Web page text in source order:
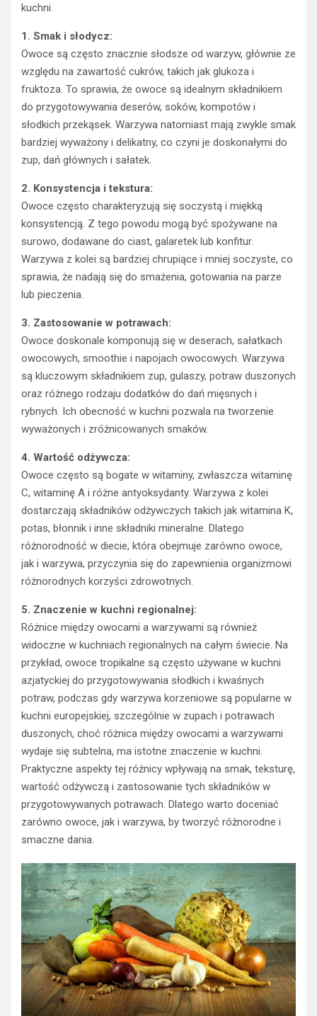
kuchni.
1. Smak i słodycz:
Owoce są często znacznie słodsze od warzyw, głównie ze
względu na zawartość cukrów, takich jak glukoza i
fruktoza. To sprawia, że owoce są idealnym składnikiem
do przygotowywania deserów, soków, kompotów i
słodkich przekąsek. Warzywa natomiast mają zwykle smak
bardziej wyważony i delikatny, co czyni je doskonałymi do
zup, dań głównych i sałatek.
2. Konsystencja i tekstura:
Owoce często charakteryzują się soczystą i miękką
konsystencją. Z tego powodu mogą być spożywane na
surowo, dodawane do ciast, galaretek lub konfitur.
Warzywa z kolei są bardziej chrupiące i mniej soczyste, co
sprawia, że nadają się do smażenia, gotowania na parze
lub pieczenia.
3. Zastosowanie w potrawach:
Owoce doskonale komponują się w deserach, sałatkach
owocowych, smoothie i napojach owocowych. Warzywa
są kluczowym składnikiem zup, gulaszy, potraw duszonych
oraz różnego rodzaju dodatków do dań mięsnych i
rybnych. Ich obecność w kuchni pozwala na tworzenie
wyważonych i zróżnicowanych smaków.
4. Wartość odżywcza:
Owoce często są bogate w witaminy, zwłaszcza witaminę
C, witaminę A i różne antyoksydanty. Warzywa z kolei
dostarczają składników odżywczych takich jak witamina K,
potas, błonnik i inne składniki mineralne. Dlatego
różnorodność w diecie, która obejmuje zarówno owoce,
jak i warzywa, przyczynia się do zapewnienia organizmowi
różnorodnych korzyści zdrowotnych.
5. Znaczenie w kuchni regionalnej:
Różnice między owocami a warzywami są również
widoczne w kuchniach regionalnych na całym świecie. Na
przykład, owoce tropikalne są często używane w kuchni
azjatyckiej do przygotowywania słodkich i kwaśnych
potraw, podczas gdy warzywa korzeniowe są popularne w
kuchni europejskiej, szczególnie w zupach i potrawach
duszonych, choć różnica między owocami a warzywami
wydaje się subtelna, ma istotne znaczenie w kuchni.
Praktyczne aspekty tej różnicy wpływają na smak, teksturę,
wartość odżywczą i zastosowanie tych składników w
przygotowywanych potrawach. Dlatego warto doceniać
zarówno owoce, jak i warzywa, by tworzyć różnorodne i
smaczne dania.